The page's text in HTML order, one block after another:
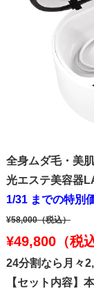
全身ムダ毛・美肌
光エステ美容器
1/31 までの特別
¥58,000（税込）
¥49,800 （税
24分割なら月々
【セット内容】